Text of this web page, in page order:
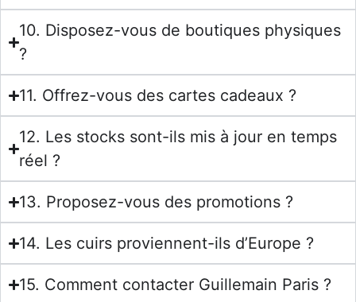
10. Disposez-vous de boutiques physiques
?
11. Offrez-vous des cartes cadeaux ?
12. Les stocks sont-ils mis à jour en temps
réel ?
13. Proposez-vous des promotions ?
14. Les cuirs proviennent-ils d’Europe ?
15. Comment contacter Guillemain Paris ?